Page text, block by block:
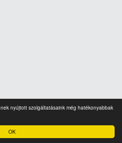
OK
nyújtott szolgáltatásaink még hatékonyabbak